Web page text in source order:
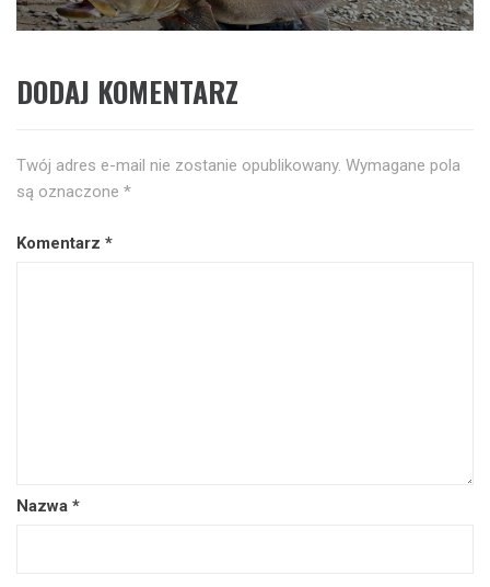
DODAJ KOMENTARZ
Twój adres e-mail nie zostanie opublikowany. Wymagane pola
są oznaczone *
Komentarz *
Nazwa *